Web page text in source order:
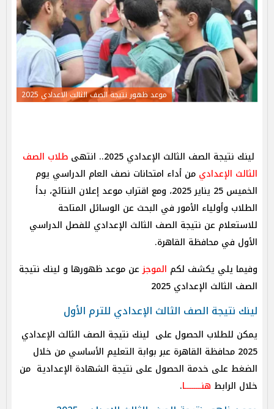
موعد ظهور نتيجة الصف الثالث الاعدادي 2025
لينك نتيجة الصف الثالث الإعدادي 2025.. انتهى
طلاب الصف
الثالث الإعدادي من أداء امتحانات نصف العام الدراسي يوم
الخميس 25 يناير 2025، ومع اقتراب موعد إعلان النتائج، بدأ
الطلاب وأولياء الأمور في البحث عن الوسائل المتاحة
للاستعلام عن نتيجة الصف الثالث الإعدادي للفصل الدراسي
الأول في محافظة القاهرة.
وفيما يلي يكشف لكم الموجزعن موعد ظهورها و لينك نتيجة
الصف الثالث الإعدادي 2025
لينك نتيجة الصف الثالث الإعدادي للترم الأول
يمكن للطلاب الحصول على لينك نتيجة الصف الثالث الإعدادي
2025 محافظة القاهرة عبر بوابة التعليم الأساسي من خلال
الضغط على خدمة الحصول على نتيجة الشهادة الإعدادية من
خلال الرابط هنـــــــــا.